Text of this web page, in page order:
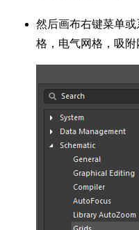
然后画布右键菜单或
格，电气网格，吸附